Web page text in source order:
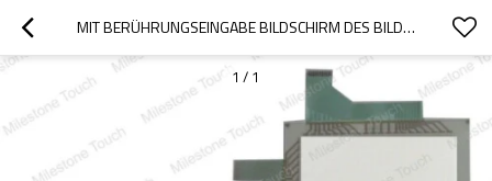
MIT BERÜHRUNGSEINGABE BILDSCHIRM DES BILDSCHIRM- A852GOT-LBD/A852GOT-LBD
1 / 1